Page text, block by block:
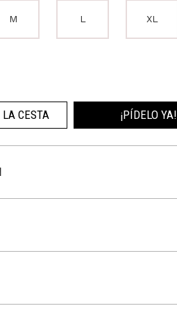
M L XL
CESTA ¡PÍDELO YA!